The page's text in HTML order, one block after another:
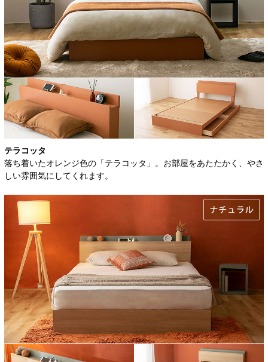
テラコッタ
落ち着いたオレンジ色の「テラコッタ」。お部屋をあたたかく、やさ
しい雰囲気にしてくれます。